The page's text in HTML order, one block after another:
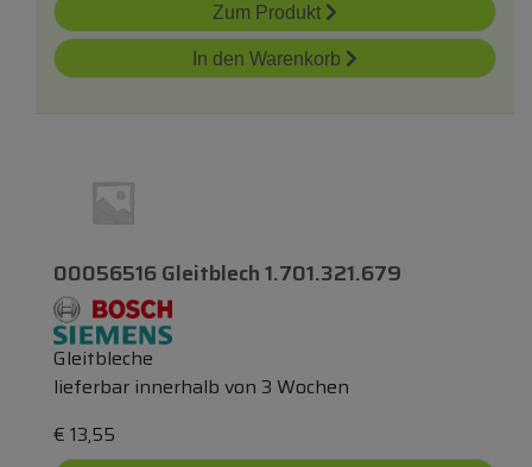
Zum Produkt
In den Warenkorb
00056516 Gleitblech 1.701.321.679
Gleitbleche
lieferbar innerhalb von 3 Wochen
€ 13,55